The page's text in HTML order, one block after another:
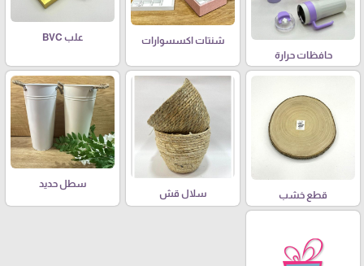
حافظات حرارة
شنتات اكسسوارات علب BVC
قطع خشب سلال قش
سطل حديد